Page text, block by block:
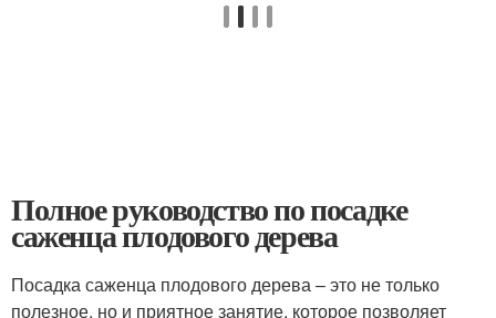
Полное руководство по посадке
саженца плодового дерева
Посадка саженца плодового дерева – это не только
полезное, но и приятное занятие, которое позволяет